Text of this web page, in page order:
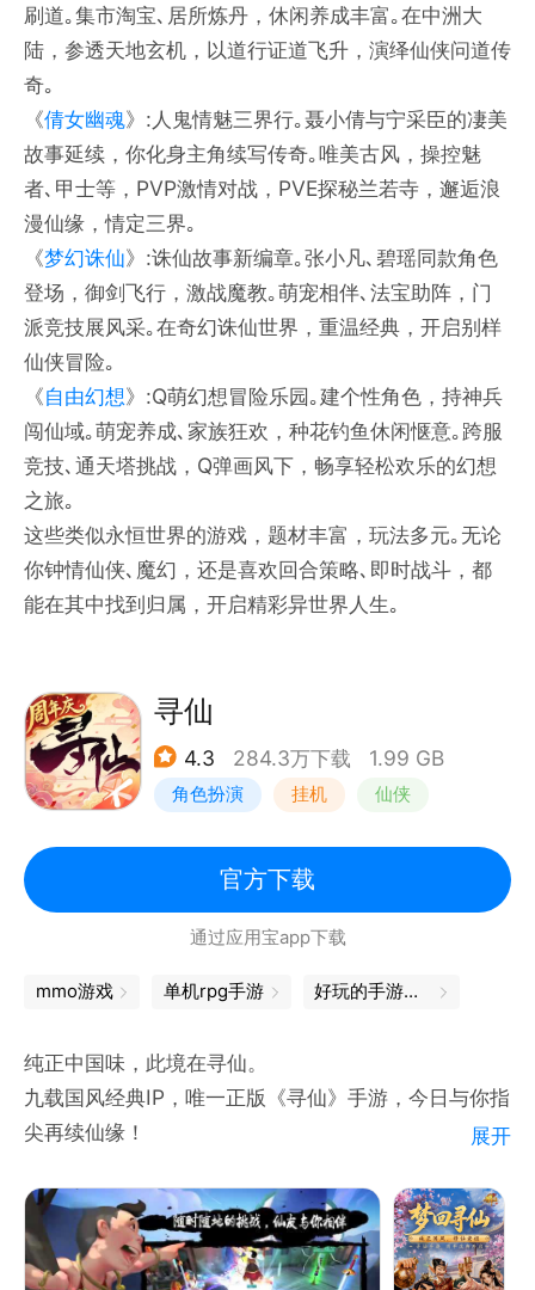
刷道｡集市淘宝､居所炼丹，休闲养成丰富｡在中洲大
陆，参透天地玄机，以道行证道飞升，演绎仙侠问道传
奇｡
《倩女幽魂》:人鬼情魅三界行｡聂小倩与宁采臣的凄美
故事延续，你化身主角续写传奇｡唯美古风，操控魅
者､甲士等，PVP激情对战，PVE探秘兰若寺，邂逅浪
漫仙缘，情定三界｡
《梦幻诛仙》:诛仙故事新编章｡张小凡､碧瑶同款角色
登场，御剑飞行，激战魔教｡萌宠相伴､法宝助阵，门
派竞技展风采｡在奇幻诛仙世界，重温经典，开启别样
仙侠冒险｡
《自由幻想》:Q萌幻想冒险乐园｡建个性角色，持神兵
闯仙域｡萌宠养成､家族狂欢，种花钓鱼休闲惬意｡跨服
竞技､通天塔挑战，Q弹画风下，畅享轻松欢乐的幻想
之旅｡
这些类似永恒世界的游戏，题材丰富，玩法多元｡无论
你钟情仙侠､魔幻，还是喜欢回合策略､即时战斗，都
能在其中找到归属，开启精彩异世界人生｡
寻仙
4.3 284.3万下载 1.99 GB
角色扮演 挂机 仙侠
官方下载
通过应用宝app下载
mmo游戏 单机rpg手游 好玩的手游排行榜
纯正中国味，此境在寻仙。
九载国风经典IP，唯一正版《寻仙》手游，今日与你指
尖再续仙缘！
班人马打造，匠心传承的神话中国风3D MMORPG手
游。游戏以纯正中国神话为蓝本，完美还原了瑰丽多
彩、奇幻缥缈的中国神话世界。神魔大战、破劫飞仙、
展开